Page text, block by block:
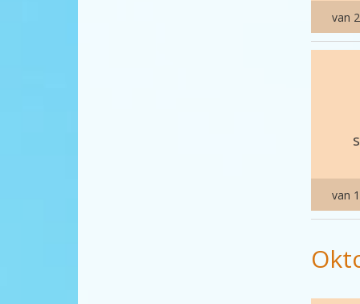
van
van